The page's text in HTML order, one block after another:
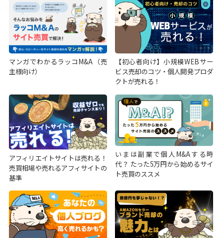
マンガでわかるラッコM&A（売
主様向け）
【初心者向け】小規模WEBサー
ビス売却のコツ・個人開発プロダ
クトが売れる！
アフィリエイトサイトは売れる！
売買相場や売れるアフィサイトの
基準
いまは副業で個人M&Aする時
代？ たった5万円から始めるサイ
ト売買のススメ